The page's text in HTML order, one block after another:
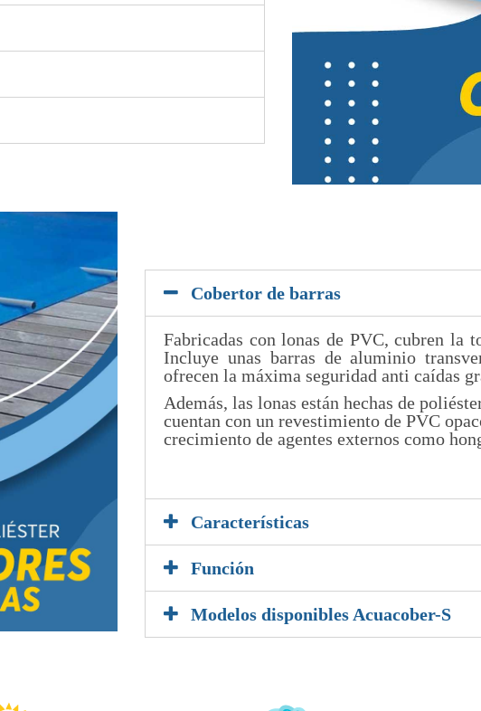
Cobertor de barras
Fabricadas con lonas de PVC, cubren la
Incluye unas barras de aluminio
ofrecen la máxima seguridad anti caídas
Además, las lonas están hechas de
cuentan con un revestimiento de PVC
crecimiento de agentes externos como
Características
Función
Modelos disponibles Acuacober-S